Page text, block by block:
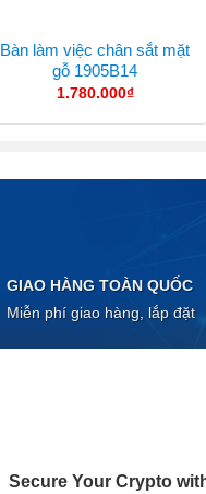
Bàn làm việc chân sắt mặt
gỗ 1905B14
1.780.000₫
GIAO HÀNG TOÀN QUỐC
Miễn phí giao hàng, lắp đặt
Secure Your Crypto